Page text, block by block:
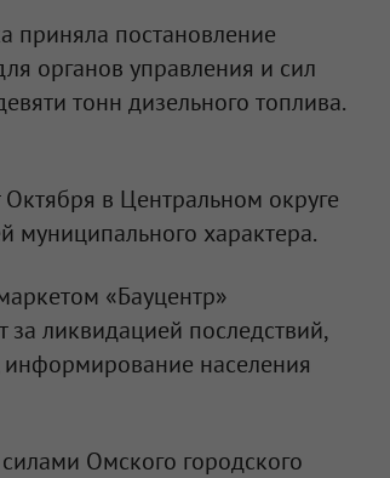
приняла постановление
органов управления и сил
тонн дизельного топлива.
в Центральном округе
муниципального характера.
«Бауцентр»
за ликвидацией последствий,
населения
Омского городского